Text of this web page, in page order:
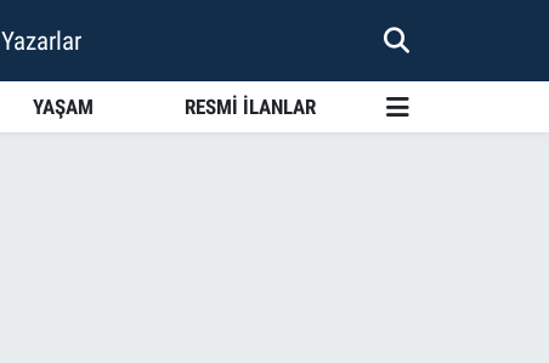
Yazarlar
YAŞAM RESMİ İLANLAR